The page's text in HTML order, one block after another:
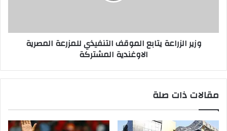
وزير الزراعة يتابع الموقف التنفيذي للمزرعة المصرية
الاوغندية المشتركة
مقالات ذات صلة